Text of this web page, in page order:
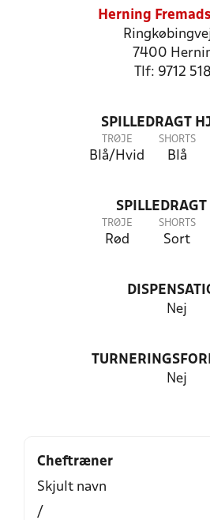
Herning
7400
Tlf: 9712
SPILLEDRAGT
TRØJE
Blå/Hvid
SHORTS
Blå
SPILLEDRAGT
TRØJE
Rød
SHORTS
Sort
Nej
Nej
Cheftræner
Skjult navn
/